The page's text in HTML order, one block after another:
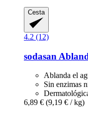
Cesta
4.2 (12)
sodasan
Ablanda el
Sin enzimas
6,89 € (9,19 € / kg)